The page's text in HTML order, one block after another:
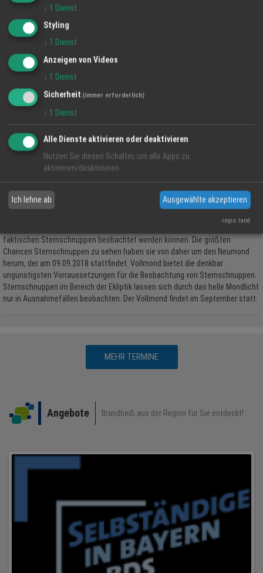
STERNSCHNUPPENKALENDER
In der Zeit nach Mitternacht steht der Radiant in der Regel höher am Himmel.
um Sternschnuppen zu beobachten. Sie sollten zum Beobachten von
Sternschnuppen einen möglichst dunklem Himmel abseits der Städte
faktischen Sternschnuppen beobachtet werden können. Die größten
Chancen Sternschnuppen zu sehen haben sie von daher um den Neumond
herum, der am 09.09.2018 stattfindet. Vollmond bietet die denkbar
ungünstigsten Vorraussetzungen für die Beobachtung von Sternschnuppen.
Sternschnuppen im Bereich der Ekliptik lassen sich durch das helle Mondlicht
nur in Ausnahmefällen beobachten. Der Vollmond findet im September statt.
MEHR TERMINE
Angebote Brandheiß aus der Region für Sie entdeckt!
↓ 1 Dienst
Styling
↓ 1 Dienst
Anzeigen von Videos
↓ 1 Dienst
Sicherheit (immer erforderlich)
↓ 1 Dienst
Alle Dienste aktivieren oder deaktivieren
Nutzen Sie diesen Schalter, um alle Apps zu
aktivieren/deaktivieren.
Ich lehne ab Ausgewählte akzeptieren
regio.land